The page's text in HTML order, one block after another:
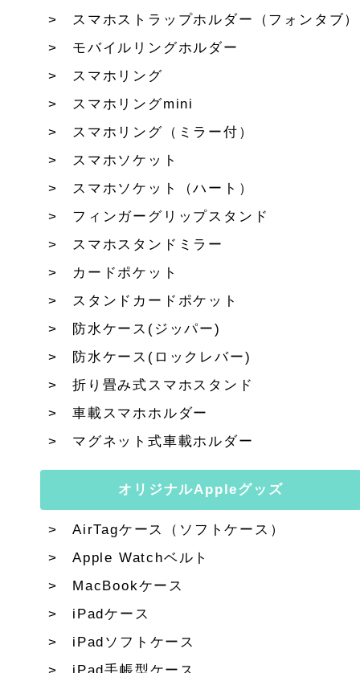
スマホストラップホルダー（フォンタブ）
モバイルリングホルダー
スマホリング
スマホリングmini
スマホリング（ミラー付）
スマホソケット
スマホソケット（ハート）
フィンガーグリップスタンド
スマホスタンドミラー
カードポケット
スタンドカードポケット
防水ケース(ジッパー)
防水ケース(ロックレバー)
折り畳み式スマホスタンド
車載スマホホルダー
マグネット式車載ホルダー
オリジナルAppleグッズ
AirTagケース（ソフトケース）
Apple Watchベルト
MacBookケース
iPadケース
iPadソフトケース